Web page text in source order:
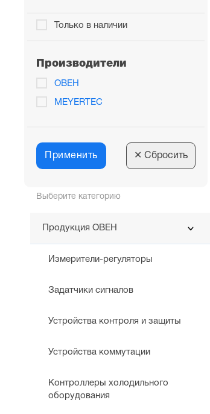
Выберите категорию
Продукция ОВЕН
Измерители-регуляторы
Задатчики сигналов
Устройства контроля и защиты
Устройства коммутации
Контроллеры холодильного
оборудования
Только в наличии
Производители
ОВЕН
MEYERTEC
Применить ✕ Сбросить